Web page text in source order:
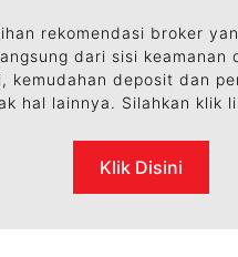
rekomendasi broker
dari sisi keamanan
kemudahan deposit dan
hal lainnya. Silahkan klik
Klik Disini